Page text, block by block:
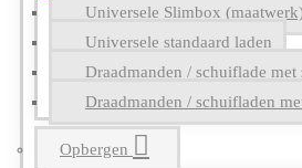
Universele Slimbox
Universele standaard laden
Draadmanden / schuiflade met
Draadmanden / schuifladen
Opbergen